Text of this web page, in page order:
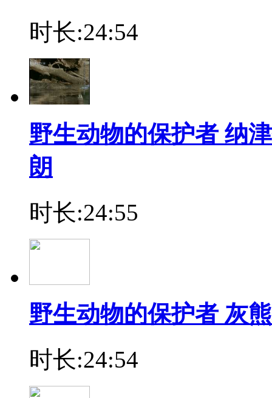
时长:24:54
野生动物的保护者 纳
朗
时长:24:55
野生动物的保护者 灰
时长:24:54